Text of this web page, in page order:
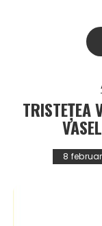
TRISTEȚEA
8